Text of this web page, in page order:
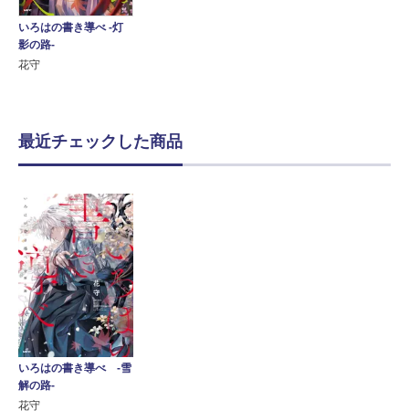
いろはの書き導べ -灯
影の路-
花守
最近チェックした商品
いろはの書き導べ -雪
解の路-
花守